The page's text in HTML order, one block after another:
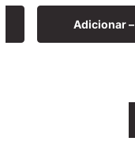
Adicionar –